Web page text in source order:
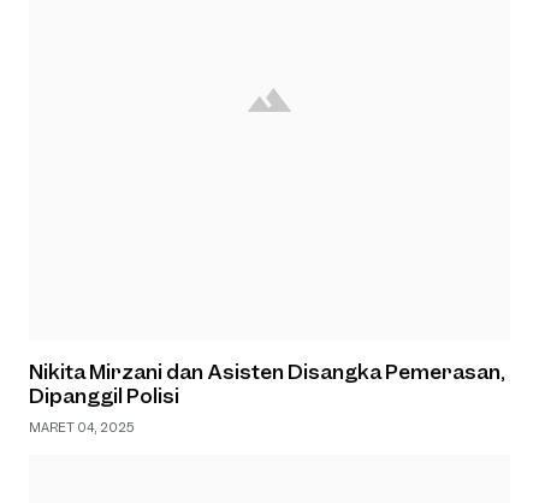
Nikita Mirzani dan Asisten Disangka Pemerasan,
Dipanggil Polisi
MARET 04, 2025